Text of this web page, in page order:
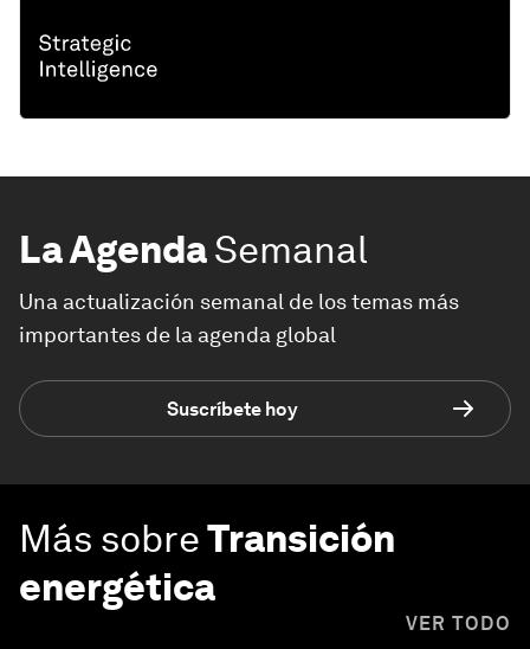
La AgendaSemanal
Una actualización semanal de los temas más
importantes de la agenda global
Suscríbete hoy
Más sobreTransición
energética
VER TODO